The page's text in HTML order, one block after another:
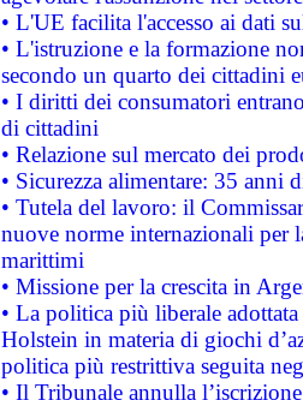
• L'UE facilita l'accesso ai dati
• L'istruzione e la formazione
secondo un quarto dei cittadini
• I diritti dei consumatori
di cittadini
• Relazione sul mercato dei
• Sicurezza alimentare: 35 anni
• Tutela del lavoro: il
nuove norme internazionali per
marittimi
• Missione per la crescita in
• La politica più liberale
Holstein in materia di giochi
politica più restrittiva seguita
• Il Tribunale annulla